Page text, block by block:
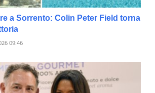
a Sorrento: Colin Peter Field torna
09:46